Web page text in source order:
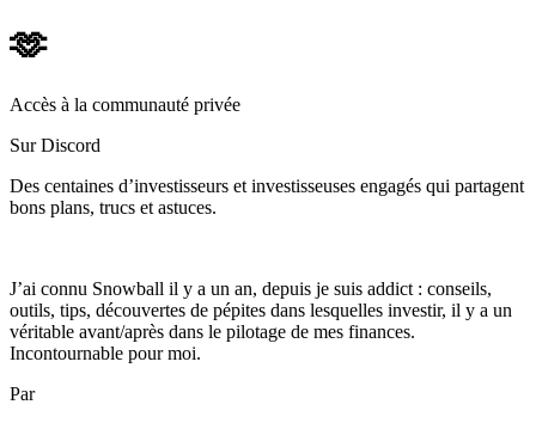
🫶
Accès à la communauté privée
Sur Discord
Des centaines d’investisseurs et investisseuses engagés qui partagent
bons plans, trucs et astuces.
J’ai connu Snowball il y a un an, depuis je suis addict : conseils,
outils, tips, découvertes de pépites dans lesquelles investir, il y a un
véritable avant/après dans le pilotage de mes finances.
Incontournable pour moi.
Par